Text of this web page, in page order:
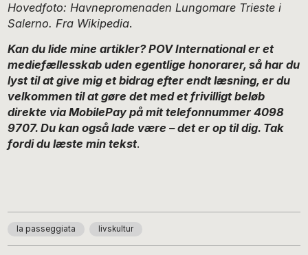
Hovedfoto: Havnepromenaden Lungomare Trieste i
Salerno. Fra Wikipedia.
Kan du lide mine artikler? POV International er et
mediefællesskab uden egentlige honorarer, så har du
lyst til at give mig et bidrag efter endt læsning, er du
velkommen til at gøre det med et frivilligt beløb
direkte via MobilePay på mit telefonnummer 4098
9707. Du kan også lade være – det er op til dig. Tak
fordi du læste min tekst.
la passeggiata livskultur